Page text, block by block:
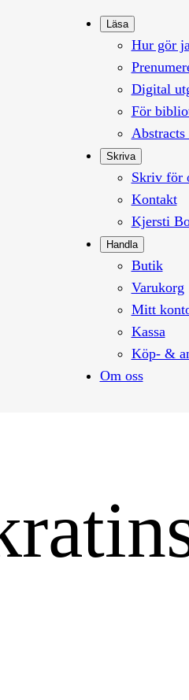
Läsa
Hur gör
Digital
För
Skriva
Skriv för
Kontakt
Kjersti
Handla
Butik
Varukorg
Mitt
Kassa
Köp- &
Om oss